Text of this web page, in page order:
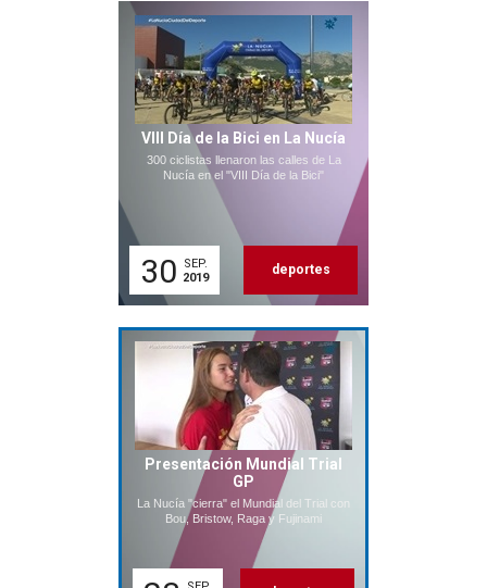
VIII Día de la Bici en La Nucía
300 ciclistas llenaron las calles de La
Nucía en el "VIII Día de la Bici"
30
SEP.
2019
deportes
Presentación Mundial Trial
GP
La Nucía "cierra" el Mundial del Trial con
Bou, Bristow, Raga y Fujinami